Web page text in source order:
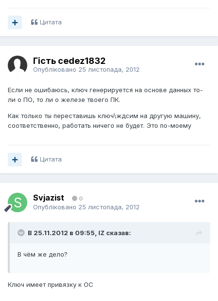
Цитата
Гість cedez1832
Опубліковано 25 листопада, 2012
Если не ошибаюсь, ключ генерируется на основе данных то-
ли о ПО, то ли о железе твоего ПК.
Как только ты переставишь ключ\ждсим на другую машину,
соответственно, работать ничего не будет. Это по-моему
Цитата
Svjazist 0
Опубліковано 25 листопада, 2012
В 25.11.2012 в 09:55, IZ сказав:
В чём же дело?
Ключ имеет привязку к ОС